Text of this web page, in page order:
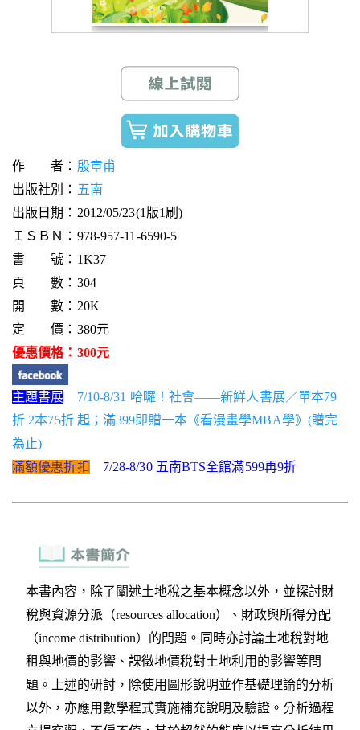
作 者： 殷章甫
出版社別： 五南
出版日期：2012/05/23(1版1刷)
ＩＳＢＮ：978-957-11-6590-5
書 號：1K37
頁 數：304
開 數：20K
定 價：380元
優惠價格：300元
主題書展
7/10-8/31 哈囉！社會——新鮮人書展／單本79
折 2本75折 起；滿399即贈一本《看漫畫學MBA學》(贈完
為止)
滿額優惠折扣
7/28-8/30 五南BTS全館滿599再9折